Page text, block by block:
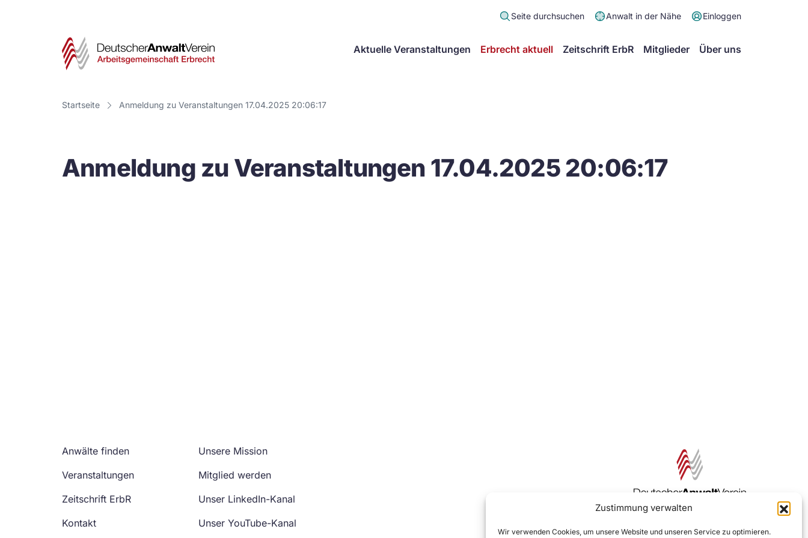
Zustimmung verwalten
Wir verwenden Cookies, um unsere Website und unseren Service zu optimieren.
Seite durchsuchen Anwalt in der Nähe Einloggen
Deutscher
Verein
Arbeitsgemeinschaft
Aktuelle Veranstaltungen Erbrecht aktuell Zeitschrift ErbR Mitglieder Über uns
Startseite Anmeldung zu Veranstaltungen 17.04.2025 20:06:17
Anmeldung zu Veranstaltungen 17.04.2025 20:06:17
Anwälte finden
Veranstaltungen
Zeitschrift ErbR
Kontakt
Unsere Mission
Mitglied werden
Unser LinkedIn-Kanal
Unser YouTube-Kanal
Zur DAV Webseite